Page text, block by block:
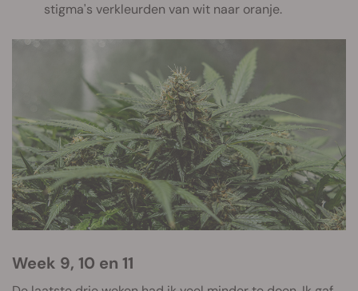
stigma's verkleurden van wit naar oranje.
Week 9, 10 en 11